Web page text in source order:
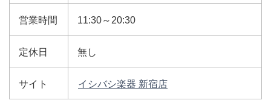
営業時間 11:30～20:30
定休日 無し
サイト イシバシ楽器 新宿店